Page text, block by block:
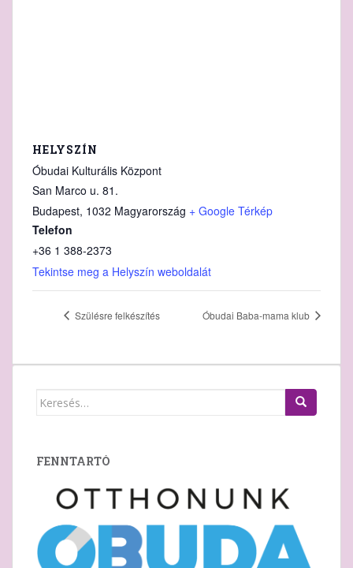
HELYSZÍN
Óbudai Kulturális Központ
San Marco u. 81.
Budapest, 1032 Magyarország + Google Térkép
Telefon
+36 1 388‑2373
Tekintse meg a Helyszín weboldalát
Szülésre felkészítés Óbudai Baba-mama klub
Keresés:
FENNTARTÓ